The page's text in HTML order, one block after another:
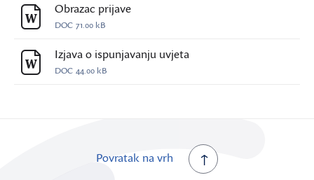
Obrazac prijave
DOC 71.00 kB
Izjava o ispunjavanju uvjeta
DOC 44.00 kB
Povratak na vrh